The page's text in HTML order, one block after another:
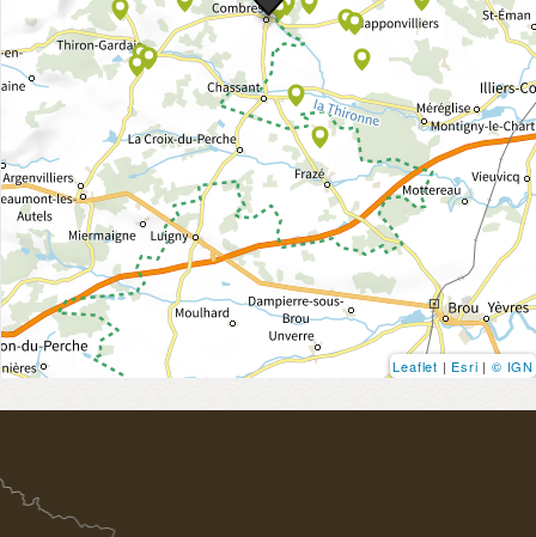
Leaflet | Esri | © IGN